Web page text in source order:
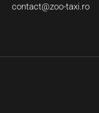
contact@zoo-taxi.ro